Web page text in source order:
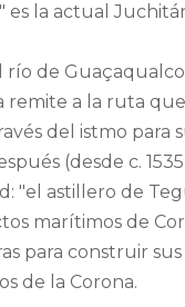
es la actual
de
remite a la ruta
del istmo para
(desde c.
"el astillero de
marítimos de
para construir sus
de la Corona.